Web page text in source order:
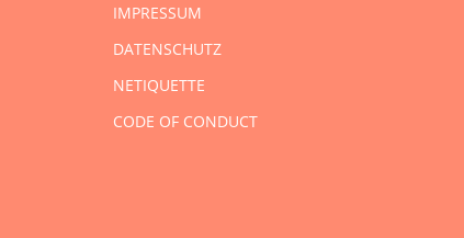
IMPRESSUM
DATENSCHUTZ
NETIQUETTE
CODE OF CONDUCT